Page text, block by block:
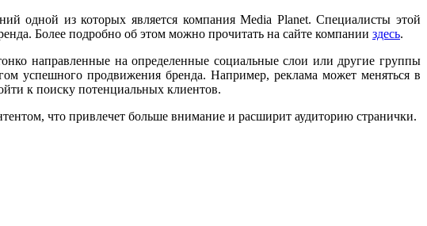
одной из которых является компания Media Planet. Специалисты этой
Более подробно об этом можно прочитать на сайте компании здесь.
направленные на определенные социальные слои или другие группы
успешного продвижения бренда. Например, реклама может меняться в
к поиску потенциальных клиентов.
что привлечет больше внимание и расширит аудиторию странички.